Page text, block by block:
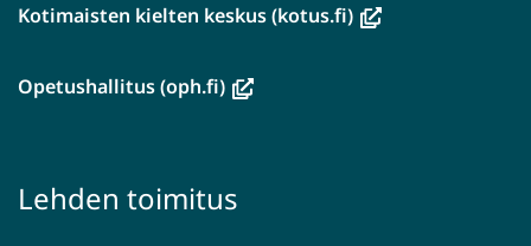
Kotimaisten kielten keskus (kotus.fi)(avautuu
Opetushallitus (oph.fi)(avautuu
toiseen
Lehden toimitus